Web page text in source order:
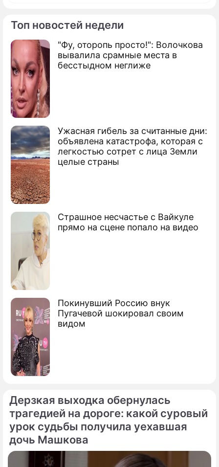
Топ новостей недели
"Фу, оторопь просто!": Волочкова
вывалила срамные места в
бесстыдном неглиже
Ужасная гибель за считанные дни:
объявлена катастрофа, которая с
легкостью сотрет с лица Земли
целые страны
Страшное несчастье с Вайкуле
прямо на сцене попало на видео
Покинувший Россию внук
Пугачевой шокировал своим
видом
По теме
Ядерное оружие России пугает США
Россия не принимает аргументы США
по ПРО
Россия и США решат главные проблемы
Дерзкая выходка обернулась
трагедией на дороге: какой суровый
урок судьбы получила уехавшая
дочь Машкова